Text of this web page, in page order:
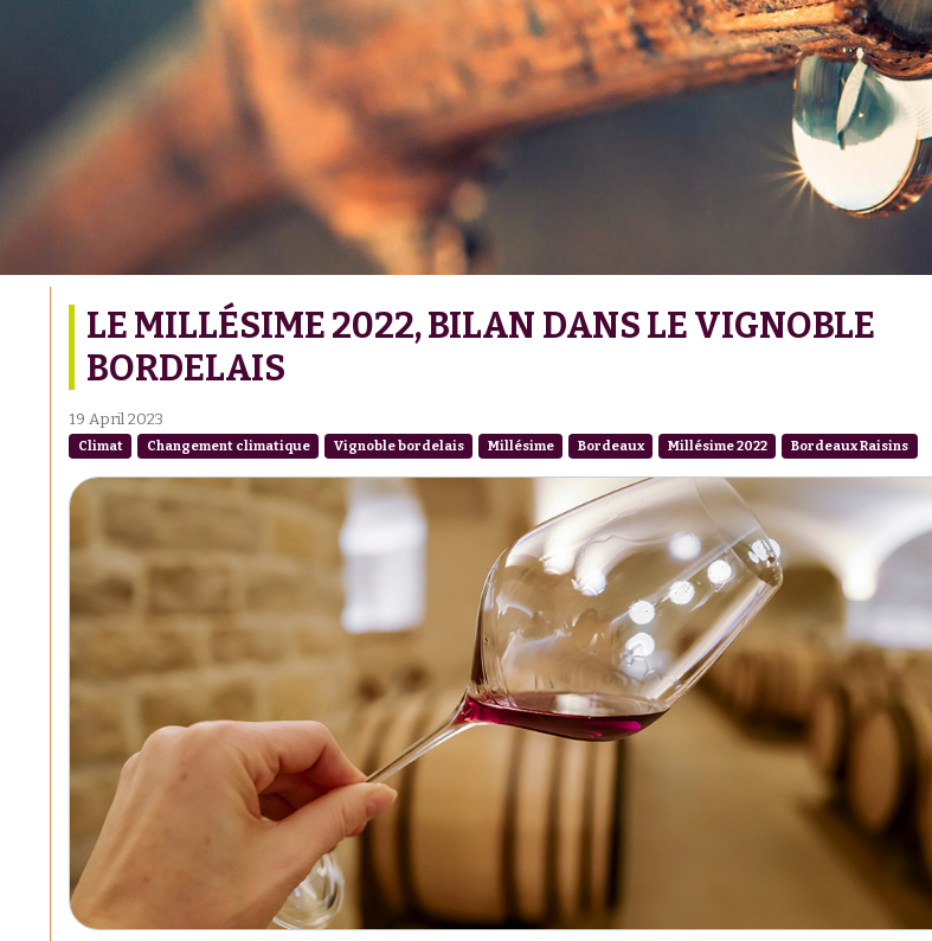
LE MILLÉSIME 2022, BILAN DANS LE VIGNOBLE
BORDELAIS
19 April 2023
Climat Changement climatique Vignoble bordelais Millésime Bordeaux Millésime 2022 Bordeaux Raisins